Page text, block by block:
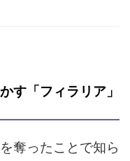
す「フィラリア」
奪ったことで知ら